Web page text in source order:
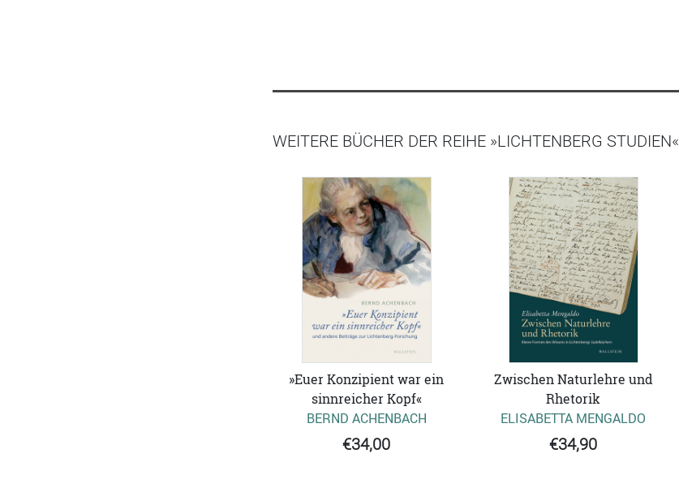
WEITERE BÜCHER DER REIHE »LICHTENBERG STUDIEN«
»Euer Konzipient war ein
sinnreicher Kopf«
BERND ACHENBACH
€34,00
Zwischen Naturlehre und
Rhetorik
ELISABETTA MENGALDO
€34,90